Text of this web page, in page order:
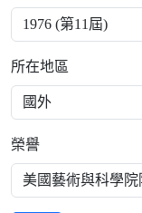
所在地區
榮譽